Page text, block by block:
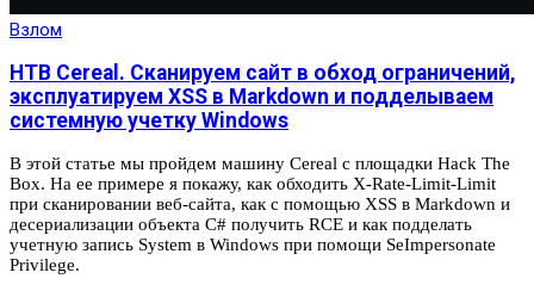
Взлом
HTB Cereal. Сканируем сайт в обход ограничений,
эксплуатируем XSS в Markdown и подделываем
системную учетку Windows
В этой статье мы пройдем машину Cereal с площадки Hack The
Box. На ее примере я покажу, как обходить X-Rate-Limit-Limit
при сканировании веб-сайта, как с помощью XSS в Markdown и
десериализации объекта С# получить RCE и как подделать
учетную запись System в Windows при помощи SeImpersonate
Privilege.